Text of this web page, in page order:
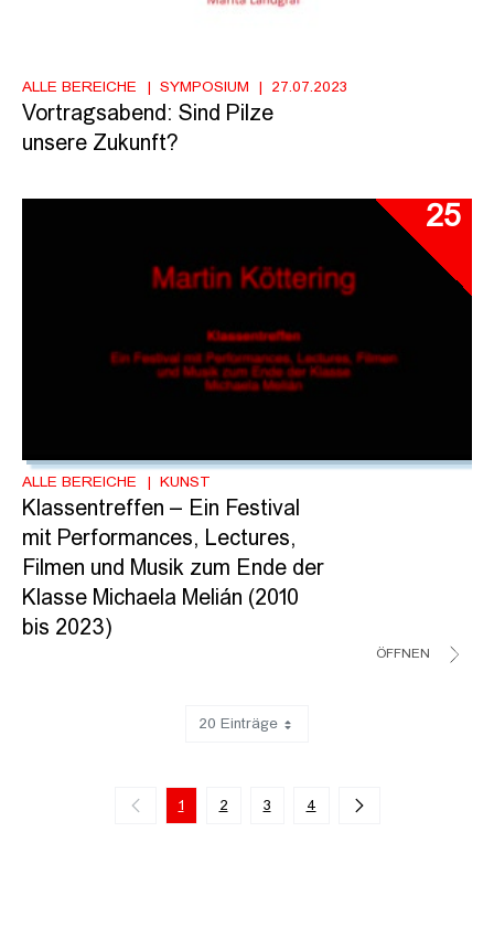
ALLE BEREICHE SYMPOSIUM 27.07.2023
Vortragsabend: Sind Pilze
unsere Zukunft?
25
ALLE BEREICHE KUNST
Klassentreffen – Ein Festival
mit Performances, Lectures,
Filmen und Musik zum Ende der
Klasse Michaela Melián (2010
bis 2023)
ÖFFNEN
20 Einträge
1 2 3 4